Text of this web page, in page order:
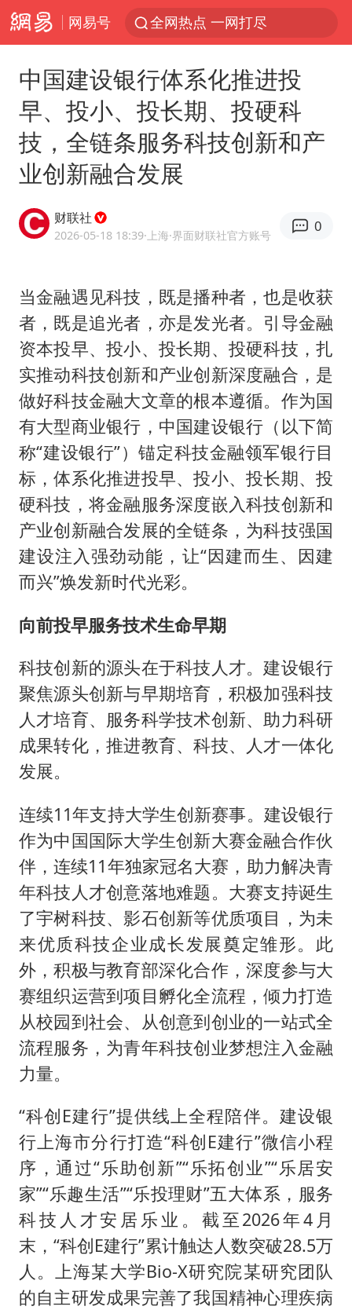
网易号 全网热点 一网打尽
中国建设银行体系化推进投
早、投小、投长期、投硬科
技，全链条服务科技创新和产
业创新融合发展
财联社
2026-05-18 18:39·上海·界面财联社官方账号
0
当金融遇见科技，既是播种者，也是收获
者，既是追光者，亦是发光者。引导金融
资本投早、投小、投长期、投硬科技，扎
实推动科技创新和产业创新深度融合，是
做好科技金融大文章的根本遵循。作为国
有大型商业银行，中国建设银行（以下简
称“建设银行”）锚定科技金融领军银行目
标，体系化推进投早、投小、投长期、投
硬科技，将金融服务深度嵌入科技创新和
产业创新融合发展的全链条，为科技强国
建设注入强劲动能，让“因建而生、因建
而兴”焕发新时代光彩。
向前投早服务技术生命早期
科技创新的源头在于科技人才。建设银行
聚焦源头创新与早期培育，积极加强科技
人才培育、服务科学技术创新、助力科研
成果转化，推进教育、科技、人才一体化
发展。
连续11年支持大学生创新赛事。建设银行
作为中国国际大学生创新大赛金融合作伙
伴，连续11年独家冠名大赛，助力解决青
年科技人才创意落地难题。大赛支持诞生
了宇树科技、影石创新等优质项目，为未
来优质科技企业成长发展奠定雏形。此
外，积极与教育部深化合作，深度参与大
赛组织运营到项目孵化全流程，倾力打造
从校园到社会、从创意到创业的一站式全
流程服务，为青年科技创业梦想注入金融
力量。
“科创E建行”提供线上全程陪伴。建设银
行上海市分行打造“科创E建行”微信小程
序，通过“乐助创新”“乐拓创业”“乐居安
家”“乐趣生活”“乐投理财”五大体系，服务
科技人才安居乐业。截至2026年4月
末，“科创E建行”累计触达人数突破28.5万
人。上海某大学Bio-X研究院某研究团队
的自主研发成果完善了我国精神心理疾病